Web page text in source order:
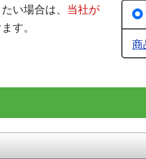
い場合は、 当社が
す。
商